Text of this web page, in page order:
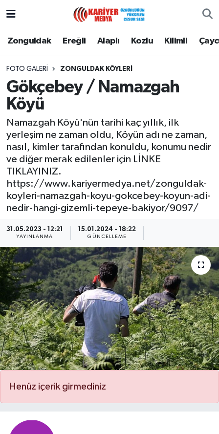
Zonguldak Ereğli Alaplı Kozlu Kilimli
FOTO GALERI ZONGULDAK KÖYLERİ
Gökçebey / Namazgah
Köyü
Namazgah Köyü'nün tarihi kaç yıllık, ilk
yerleşim ne zaman oldu, Köyün adı ne zaman,
nasıl, kimler tarafından konuldu, konumu nedir
ve diğer merak edilenler için LİNKE
TIKLAYINIZ.
https://www.kariyermedya.net/zonguldak-
koyleri-namazgah-koyu-gokcebey-koyun-adi-
nedir-hangi-gizemli-tepeye-bakiyor/9097/
31.05.2023 - 12:21
YAYINLANMA
15.01.2024 - 18:22
GÜNCELLEME
Henüz içerik girmediniz
Zonguldak
Alaplı
Kozlu
Kilimli
Çaycuma
Gökçebey
Devrek
Özel
Mesaj
Dergim
Ulusal
Zonguldak Nöbetçi Eczaneler
Zonguldak Namaz Vakitleri
Zonguldak Trafik Yoğunluk Haritası
Puan Durumu ve Fikstür
Tüm Manşetler
Son Dakika Haberleri
Haber Arşivi